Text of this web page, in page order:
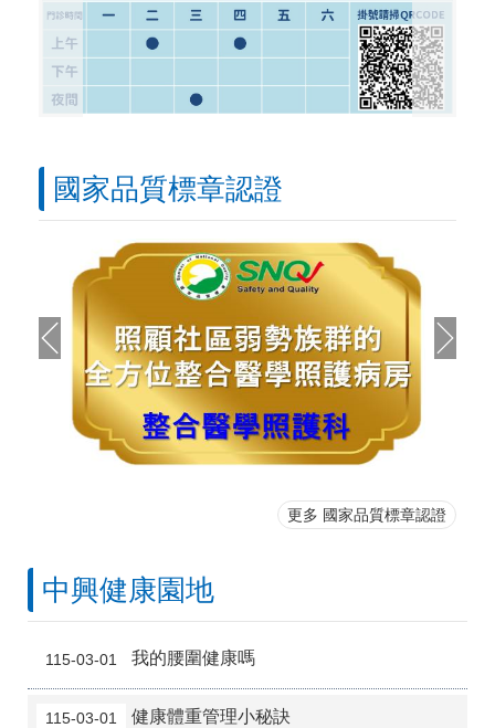
國家品質標章認證
更多 國家品質標章認證
中興健康園地
115-03-01 我的腰圍健康嗎
115-03-01 健康體重管理小秘訣